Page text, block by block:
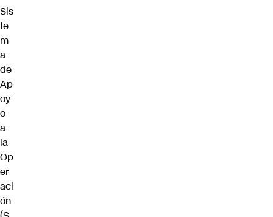
Sis
te
m
a
de
Ap
oy
o
a
la
Op
er
aci
ón